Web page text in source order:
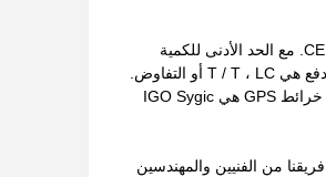
الملاحة العالمية متعددة الوسائط هي خيار مثالي للاستخدام في السيارات. وهي مصنوعة في الصين ومعتمدة مع معايير CE ISO. مع الحد الأدنى للكمية
الطلبية من مجموعة واحدة، والسعر قابلة للتفاوض.إنها معبأة في علبة ويمكن تسليمها في غضون 7-15 يوم عمل. شروط الدفع هي T / T ، LC أو التفاوض.
يتم ضمان إمدادات مستقرة من 10000 مجموعة في الشهر. لديها 1GB من ذاكرة الوصول العشوائي وشاشة تعمل باللمس. خرائط GPS هي IGO Sygic
من الفنيين والمهندسين